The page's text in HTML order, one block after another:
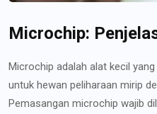
Microchip:
Microchip adalah alat kecil
untuk hewan peliharaan mirip
Pemasangan microchip wajib